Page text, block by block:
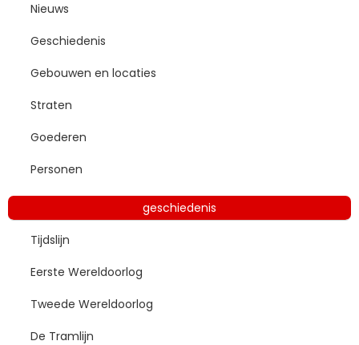
Nieuws
Geschiedenis
Gebouwen en locaties
Straten
Goederen
Personen
geschiedenis
Tijdslijn
Eerste Wereldoorlog
Tweede Wereldoorlog
De Tramlijn